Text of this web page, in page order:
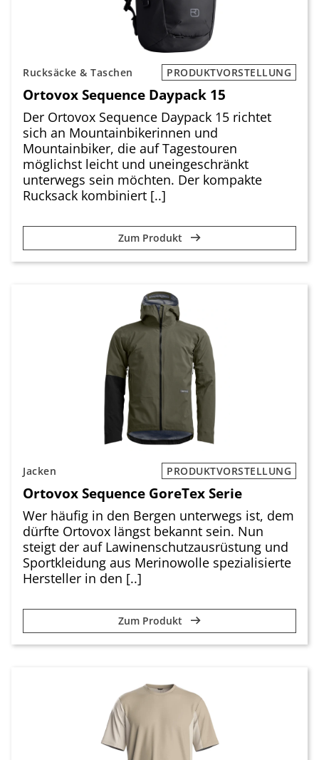
Rucksäcke & Taschen PRODUKTVORSTELLUNG
Ortovox Sequence Daypack 15
Der Ortovox Sequence Daypack 15 richtet
sich an Mountainbikerinnen und
Mountainbiker, die auf Tagestouren
möglichst leicht und uneingeschränkt
unterwegs sein möchten. Der kompakte
Rucksack kombiniert [..]
Zum Produkt
Jacken PRODUKTVORSTELLUNG
Ortovox Sequence GoreTex Serie
Wer häufig in den Bergen unterwegs ist, dem
dürfte Ortovox längst bekannt sein. Nun
steigt der auf Lawinenschutzausrüstung und
Sportkleidung aus Merinowolle spezialisierte
Hersteller in den [..]
Zum Produkt